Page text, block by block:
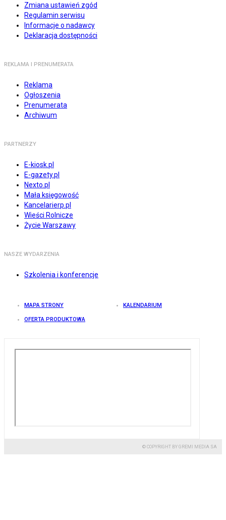
Zmiana ustawień zgód
Regulamin serwisu
Informacje o nadawcy
Deklaracja dostępności
REKLAMA I PRENUMERATA
Reklama
Ogłoszenia
Prenumerata
Archiwum
PARTNERZY
E-kiosk.pl
E-gazety.pl
Nexto.pl
Mała księgowość
Kancelarierp.pl
Wieści Rolnicze
Życie Warszawy
NASZE WYDARZENIA
Szkolenia i konferencje
MAPA STRONY KALENDARIUM
OFERTA PRODUKTOWA
© COPYRIGHT BY GREMI MEDIA SA